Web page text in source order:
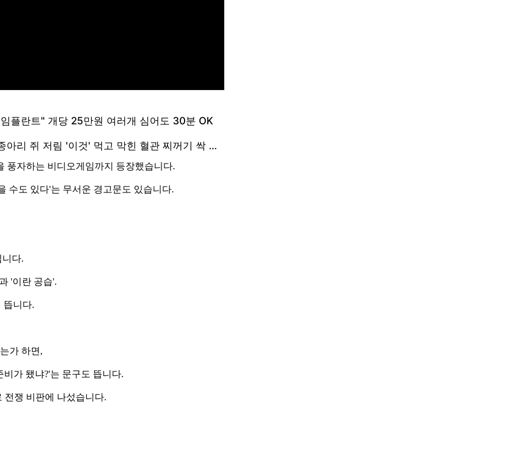
풍자하는 비디오게임까지 등장했습니다.
수도 있다'는 무서운 경고문도 있습니다.
다.
'이란 공습'.
뜹니다.
가 하면,
가 됐냐?'는 문구도 뜹니다.
전쟁 비판에 나섰습니다.